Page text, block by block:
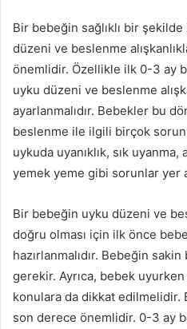
Bir bebeğin sağlıklı bir
düzeni ve beslenme
önemlidir. Özellikle ilk 0-3 ay
uyku düzeni ve beslenme
ayarlanmalıdır. Bebekler bu
beslenme ile ilgili birçok sorun
uykuda uyanıklık, sık
yemek yeme gibi sorunlar yer
Bir bebeğin uyku düzeni ve
doğru olması için ilk önce
hazırlanmalıdır. Bebeğin
gerekir. Ayrıca, bebek
konulara da dikkat edilmelidir.
son derece önemlidir. 0-3 ay